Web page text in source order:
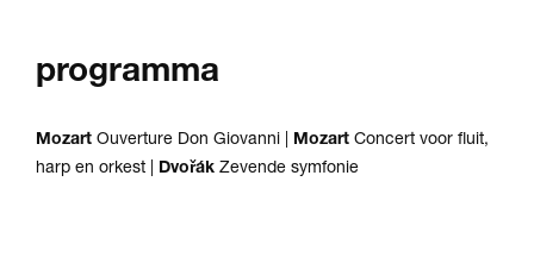
programma
Mozart Ouverture Don Giovanni | Mozart Concert voor fluit,
harp en orkest | Dvořák Zevende symfonie